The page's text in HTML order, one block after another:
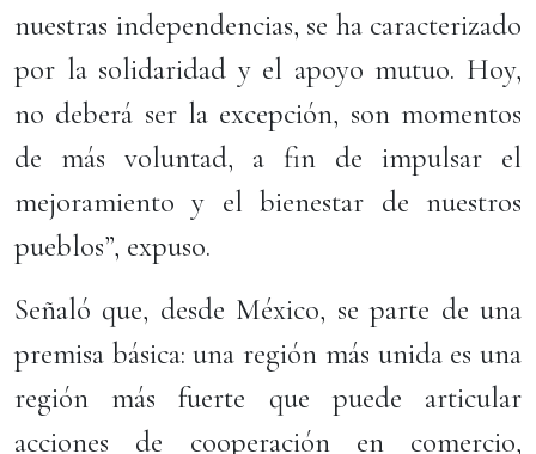
nuestras independencias, se ha caracterizado
por la solidaridad y el apoyo mutuo. Hoy,
no deberá ser la excepción, son momentos
de más voluntad, a fin de impulsar el
mejoramiento y el bienestar de nuestros
pueblos”, expuso.
Señaló que, desde México, se parte de una
premisa básica: una región más unida es una
región más fuerte que puede articular
acciones de cooperación en comercio,